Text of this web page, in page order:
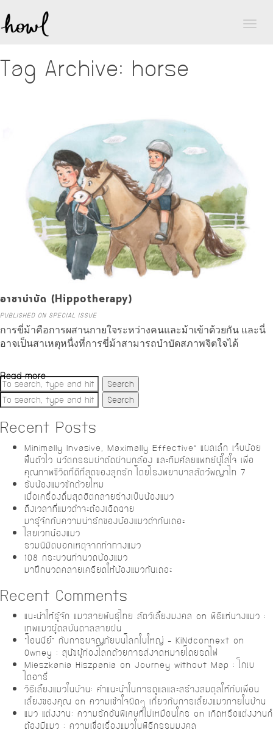
Tag Archive: horse
อาชาบำบัด (Hippotherapy)
PUBLISHED ON SPECIAL ISSUE
การขี่ม้าคือการผสานกายใจระหว่างคนและม้าเข้าด้วยกัน และนี่
อาจเป็นสาเหตุหนื่งที่การขี่ม้าสามารถบำบัดสภาพจิตใจได้
Read more
Search
Search
Recent Posts
Minimally Invasive, Maximally Effective” แผลเล็ก เจ็บน้อย
ฟื้นตัวไว นวัตกรรมผ่าตัดผ่านกล้อง และทีมศัลยแพทย์ผู้ใส่ใจ เพื่อ
คุณภาพชีวิตที่ดีที่สุดของลูกรัก โดยโรงพยาบาลสัตว์พญาไท 7
รับน้องแมวซักถ้วยไหม
เมื่อเครื่องดื่มสุดฮิตกลายร่างเป็นน้องแมว
ถึงเวลาที่แมวดำจะต้องเฉิดฉาย
มารู้จักกับความน่ารักของน้องแมวดำกันเถอะ
ไสยเวทน้องแมว
รวมนิมิตบอกเหตุจากท่าทางแมว
108 กระบวนท่านวดน้องแมว
มาฝึกนวดคลายเครียดให้น้องแมวกันเถอะ
Recent Comments
แนะนำให้รู้จัก แมวสายพันธุ์ไทย สัตว์เลี้ยงมงคล on พิธีแห่นางแมว :
เทพแมวผู้ดลบันดาลสายฝน
“โอนนีย์” กับการผจญภัยบนโลกใบใหญ่ – KiNdconnext on
Owney : สุนัขผู้ท่องโลกด้วยการส่งจดหมายโดยรถไฟ
Mieszkania Hiszpania on Journey without Map : โกเบ
ไดอารี่
วิธีเลี้ยงแมวในบ้าน: คำแนะนำในการดูแลและสร้างสมดุลให้กับเพื่อน
เลี้ยงของคุณ on ความเข้าใจผิดๆ เกี่ยวกับการเลี้ยงแมวภายในบ้าน
แมว แต่งงาน: ความรักอันพิเศษที่ไม่เหมือนใคร on เกิดหรือแต่งงานก็
ต้องมีแมว : ความเชื่อเรื่องแมวในพิธีกรรมมงคล